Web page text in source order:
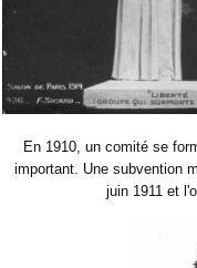
En 1910, un comité se
important. Une subvention
juin 1911 et